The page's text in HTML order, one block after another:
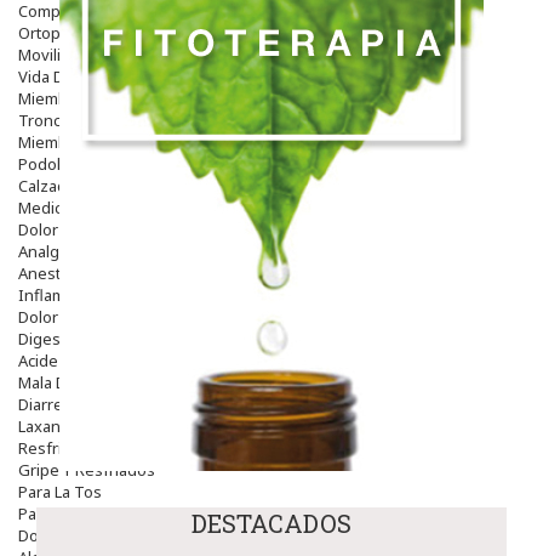
Complementos Alimentarios.
Ortopedia - Accesorios
Movilidad
Vida Diaria
Miembro Superior
Tronco
Miembro Inferior
Podología
Calzado
Medicamentos
Dolor E Inflamación
Analgésicos
Anestésicos
Inflamación Articulaciones
Dolor Muscular / Articular
Digestivo
Acidez, Gases Y Ardores
Mala Digestion
Diarrea / Estreñimiento / Vómitos
Laxantes
Resfriados
Gripe Y Resfriados
Para La Tos
Para Descongestionar La Nariz
Dolor De Garganta
DESTACADOS